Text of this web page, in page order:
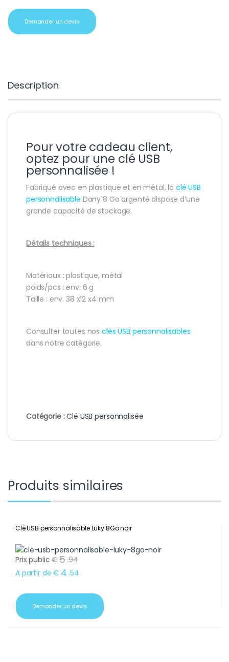
Demander un devis
Description
Pour votre cadeau client,
optez pour une clé USB
personnalisée !
Fabriqué avec en plastique et en métal, la clé USB
personnalisable Dany 8 Go argenté dispose d’une
grande capacité de stockage.
Détails techniques :
Matériaux : plastique, métal
poids/pcs : env. 6 g
Taille : env. 38 x12 x4 mm
Consulter toutes nos clés USB personnalisables
dans notre catégorie.
Catégorie :Clé USB personnalisée
Produits similaires
Clé USB personnalisable Luky 8Go noir
Prix public €5.94
A partir de € 4 .54
Demander un devis